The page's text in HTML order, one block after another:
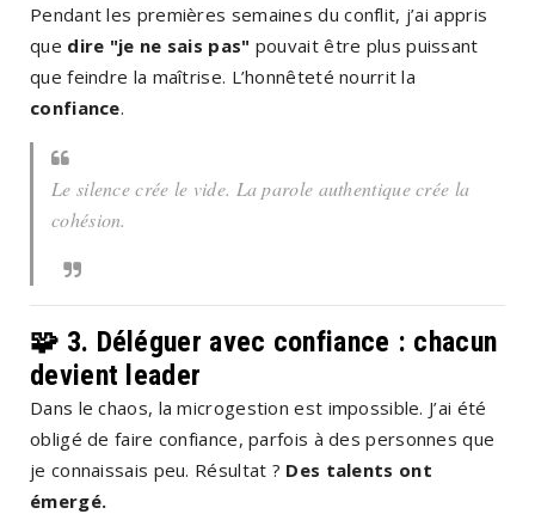
Pendant les premières semaines du conflit, j’ai appris
que dire "je ne sais pas" pouvait être plus puissant
que feindre la maîtrise. L’honnêteté nourrit la
confiance.
Le silence crée le vide. La parole authentique crée la
cohésion.
🧩 3. Déléguer avec confiance : chacun
devient leader
Dans le chaos, la microgestion est impossible. J’ai été
obligé de faire confiance, parfois à des personnes que
je connaissais peu. Résultat ? Des talents ont
émergé.